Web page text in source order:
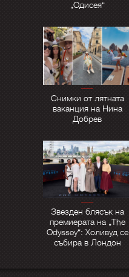
„Одисея“
Снимки от лятната
ваканция на Нина
Добрев
Звезден блясък на
премиерата на „The
Odyssey“: Холивуд се
събира в Лондон